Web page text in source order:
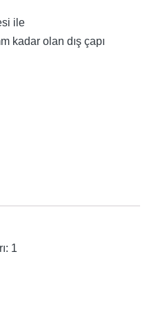
ile
kadar olan dış çapı
1